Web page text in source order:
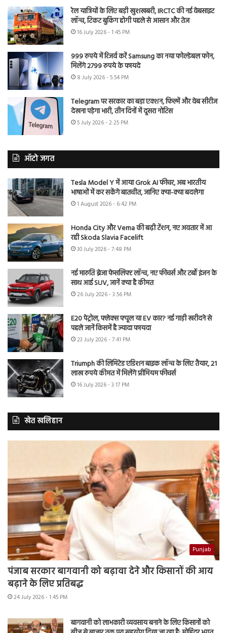
रेल यात्रियों के लिए बड़ी खुशखबरी, IRCTC की नई वेबसाइट
लॉन्च, टिकट बुकिंग होगी पहले से आसान और तेज
16 July 2026 - 1:45 PM
999 रुपये में रिजर्व करें Samsung का नया फोल्डेबल फोन,
मिलेंगे 2799 रुपये के फायदे
8 July 2026 - 5:54 PM
Telegram पर सरकार का बड़ा एक्शन, फिल्में और वेब सीरीज
देखना पड़ेगा भारी, तीन दिनों में दूसरा नोटिस
5 July 2026 - 2:25 PM
ऑटो जगत
Tesla Model Y में आया Grok AI फीचर, अब भारतीय
भाषाओं में कर सकेंगे बातचीत, जानिए क्या-क्या बदलेगा
1 August 2026 - 6:42 PM
Honda City और Verna की बढ़ी टेंशन, नए अवतार में आ
रही Skoda Slavia Facelift
30 July 2026 - 7:48 PM
नई मारुति ब्रेजा फेसलिफ्ट लॉन्च, नए फीचर्स और टर्बो इंजन के
साथ आई SUV, जानें क्या है कीमत
26 July 2026 - 3:56 PM
E20 पेट्रोल, फ्लेक्स फ्यूल या EV कार? नई गाड़ी खरीदने से
पहले जानें किसमें है ज्यादा फायदा
23 July 2026 - 7:41 PM
Triumph की लिमिटेड एडिशन बाइक लॉन्च के लिए तैयार, 21
लाख रुपये कीमत में मिलेंगे प्रीमियम फीचर्स
16 July 2026 - 3:17 PM
खेत खलिहान
Punjab
पंजाब सरकार बागवानी को बढ़ावा देने और किसानों की आय
बढ़ाने के लिए प्रतिबद्ध
24 July 2026 - 1:45 PM
बागवानी को लाभकारी व्यवसाय बनाने के लिए किसानों को